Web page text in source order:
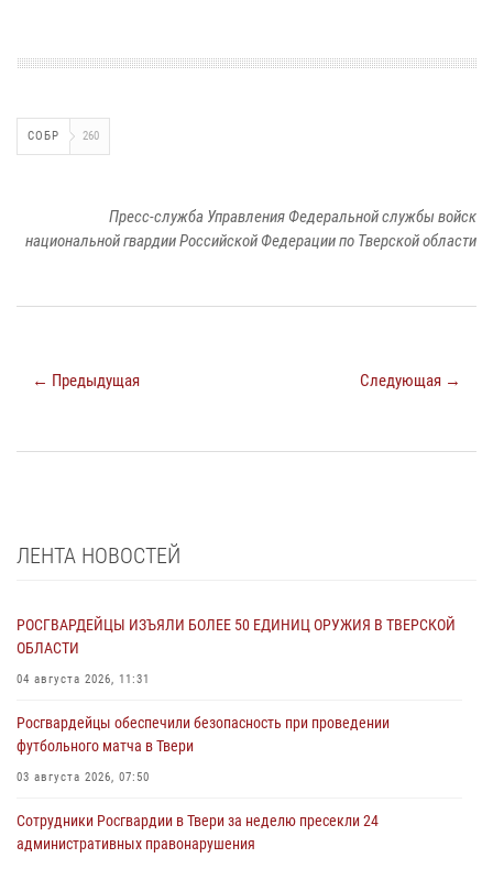
СОБР 260
Пресс-служба Управления Федеральной службы войск
национальной гвардии Российской Федерации по Тверской области
← Предыдущая Следующая →
ЛЕНТА НОВОСТЕЙ
РОСГВАРДЕЙЦЫ ИЗЪЯЛИ БОЛЕЕ 50 ЕДИНИЦ ОРУЖИЯ В ТВЕРСКОЙ
ОБЛАСТИ
04 августа 2026, 11:31
Росгвардейцы обеспечили безопасность при проведении
футбольного матча в Твери
03 августа 2026, 07:50
Сотрудники Росгвардии в Твери за неделю пресекли 24
административных правонарушения